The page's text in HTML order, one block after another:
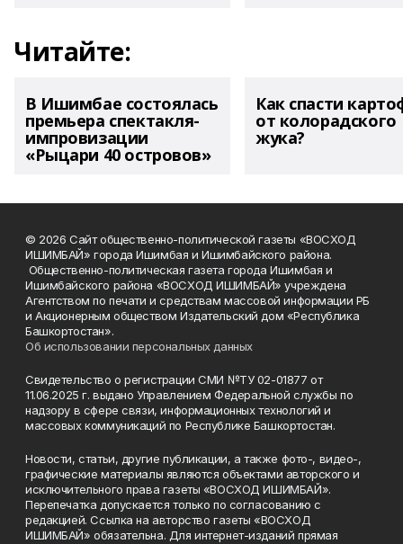
Читайте:
В Ишимбае состоялась
премьера спектакля-
импровизации
«Рыцари 40 островов»
Как спасти
от колорадского
жука?
© 2026 Сайт общественно-политической газеты «ВОСХОД
ИШИМБАЙ» города Ишимбая и Ишимбайского района.
Общественно-политическая газета города Ишимбая и
Ишимбайского района «ВОСХОД ИШИМБАЙ» учреждена
Агентством по печати и средствам массовой информации РБ
и Акционерным обществом Издательский дом «Республика
Башкортостан».
Об использовании персональных данных
Свидетельство о регистрации СМИ №ТУ 02-01877 от
11.06.2025 г. выдано Управлением Федеральной службы по
надзору в сфере связи, информационных технологий и
массовых коммуникаций по Республике Башкортостан.
Новости, статьи, другие публикации, а также фото-, видео-,
графические материалы являются объектами авторского и
исключительного права газеты «ВОСХОД ИШИМБАЙ».
Перепечатка допускается только по согласованию с
редакцией. Ссылка на авторство газеты «ВОСХОД
ИШИМБАЙ» обязательна. Для интернет-изданий прямая